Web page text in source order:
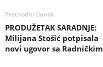
Prethodni članak
PRODUŽETAK SARADNJE:
Milijana Stošić potpisala
novi ugovor sa Radničkim